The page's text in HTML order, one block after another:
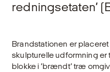
redningsetaten’
Brandstationen er
skulpturelle udformning er
blokke i ’brændt’ træ